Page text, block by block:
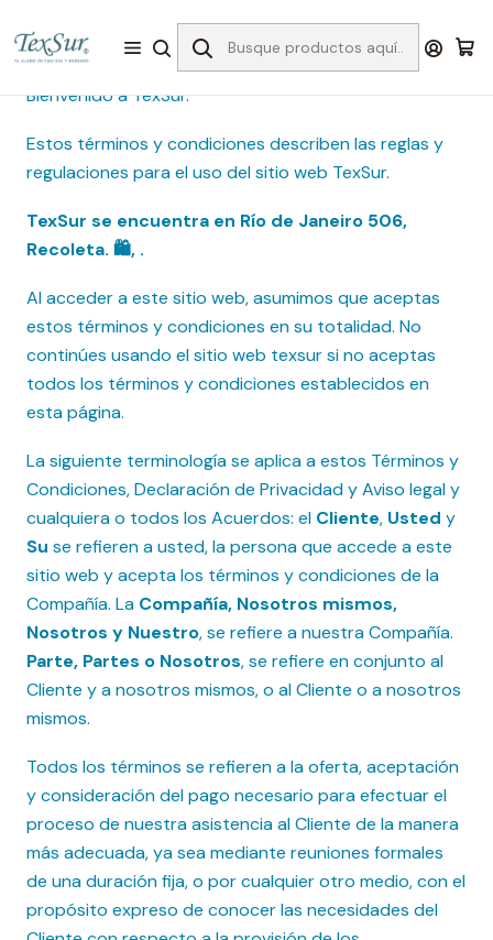
Términos y Condiciones
Bienvenido a TexSur.
Estos términos y condiciones describen las reglas y
regulaciones para el uso del sitio web TexSur.
TexSur se encuentra en Río de Janeiro 506,
Recoleta. 🛍️, .
Al acceder a este sitio web, asumimos que aceptas
estos términos y condiciones en su totalidad. No
continúes usando el sitio web texsur si no aceptas
todos los términos y condiciones establecidos en
esta página.
La siguiente terminología se aplica a estos Términos y
Condiciones, Declaración de Privacidad y Aviso legal y
cualquiera o todos los Acuerdos: el Cliente, Usted y
Su se refieren a usted, la persona que accede a este
sitio web y acepta los términos y condiciones de la
Compañía. La Compañía, Nosotros mismos,
Nosotros y Nuestro, se refiere a nuestra Compañía.
Parte, Partes o Nosotros, se refiere en conjunto al
Cliente y a nosotros mismos, o al Cliente o a nosotros
mismos.
Todos los términos se refieren a la oferta, aceptación
y consideración del pago necesario para efectuar el
proceso de nuestra asistencia al Cliente de la manera
más adecuada, ya sea mediante reuniones formales
de una duración fija, o por cualquier otro medio, con el
propósito expreso de conocer las necesidades del